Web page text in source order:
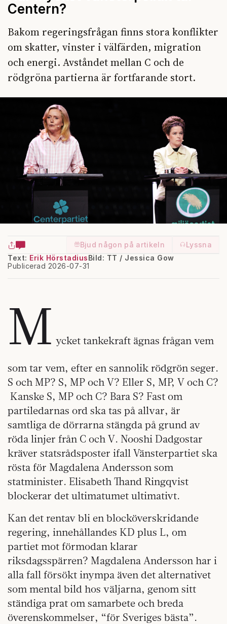
Centern?
Bakom regeringsfrågan finns stora konflikter
om skatter, vinster i välfärden, migration
och energi. Avståndet mellan C och de
rödgröna partierna är fortfarande stort.
Bjud någon på artikeln
Lyssna
Text: Erik Hörstadius
Publicerad 2026-07-31
Bild: TT / Jessica Gow
M ycket tankekraft ägnas frågan vem
som tar vem, efter en sannolik rödgrön seger.
S och MP? S, MP och V? Eller S, MP, V och C?
Kanske S, MP och C? Bara S? Fast om
partiledarnas ord ska tas på allvar, är
samtliga de dörrarna stängda på grund av
röda linjer från C och V. Nooshi Dadgostar
kräver statsrådsposter ifall Vänsterpartiet ska
rösta för Magdalena Andersson som
statminister. Elisabeth Thand Ringqvist
blockerar det ultimatumet ultimativt.
Kan det rentav bli en blocköverskridande
regering, innehållandes KD plus L, om
partiet mot förmodan klarar
riksdagsspärren? Magdalena Andersson har i
alla fall försökt inympa även det alternativet
som mental bild hos väljarna, genom sitt
ständiga prat om samarbete och breda
överenskommelser, “för Sveriges bästa”.